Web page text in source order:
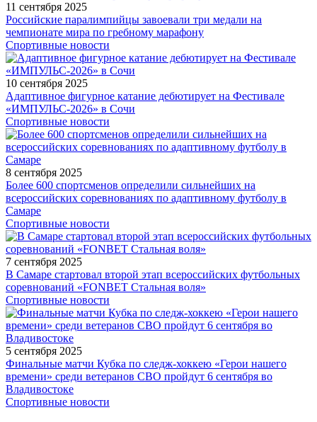
11 сентября 2025
Российские паралимпийцы завоевали три медали на
чемпионате мира по гребному марафону
Спортивные новости
10 сентября 2025
Адаптивное фигурное катание дебютирует на Фестивале
«ИМПУЛЬС-2026» в Сочи
Спортивные новости
8 сентября 2025
Более 600 спортсменов определили сильнейших на
всероссийских соревнованиях по адаптивному футболу в
Самаре
Спортивные новости
7 сентября 2025
В Самаре стартовал второй этап всероссийских футбольных
соревнований «FONBET Стальная воля»
Спортивные новости
5 сентября 2025
Финальные матчи Кубка по следж-хоккею «Герои нашего
времени» среди ветеранов СВО пройдут 6 сентября во
Владивостоке
Спортивные новости